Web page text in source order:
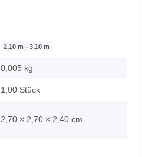
2,10 m - 3,10 m
0,005 kg
1,00 Stück
2,70 × 2,70 × 2,40 cm